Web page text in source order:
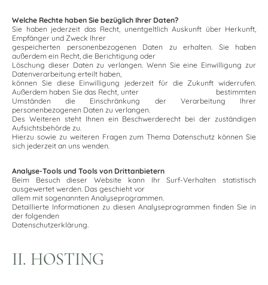
Welche Rechte haben Sie bezüglich Ihrer Daten?
Sie haben jederzeit das Recht, unentgeltlich Auskunft über Herkunft,
Empfänger und Zweck Ihrer
gespeicherten personenbezogenen Daten zu erhalten. Sie haben
außerdem ein Recht, die Berichtigung oder
Löschung dieser Daten zu verlangen. Wenn Sie eine Einwilligung zur
Datenverarbeitung erteilt haben,
können Sie diese Einwilligung jederzeit für die Zukunft widerrufen.
Außerdem haben Sie das Recht, unter bestimmten
Umständen die Einschränkung der Verarbeitung Ihrer
personenbezogenen Daten zu verlangen.
Des Weiteren steht Ihnen ein Beschwerderecht bei der zuständigen
Aufsichtsbehörde zu.
Hierzu sowie zu weiteren Fragen zum Thema Datenschutz können Sie
sich jederzeit an uns wenden.
Analyse-Tools und Tools von Drittanbietern
Beim Besuch dieser Website kann Ihr Surf-Verhalten statistisch
ausgewertet werden. Das geschieht vor
allem mit sogenannten Analyseprogrammen.
Detaillierte Informationen zu diesen Analyseprogrammen finden Sie in
der folgenden
Datenschutzerklärung.
II. HOSTING